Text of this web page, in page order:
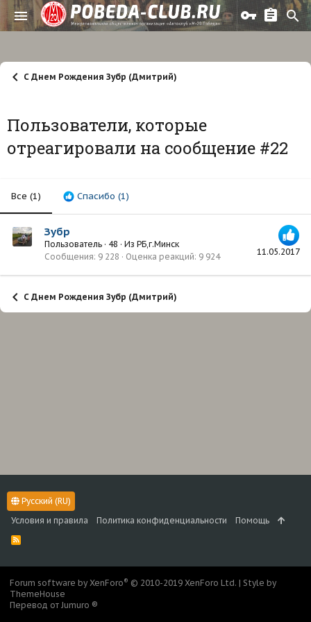
С Днем Рождения Зубр (Дмитрий)
Пользователи, которые
отреагировали на сообщение #22
Все (1) Спасибо (1)
11.05.2017
Зубр
Пользователь · 48 · Из РБ,г.Минск
Сообщения 9 228 Оценка реакций 9 924
С Днем Рождения Зубр (Дмитрий)
Русский (RU)
Условия и правила
Политика конфиденциальности Помощь
R
S
Forum software by XenForo® © 2010-2019 XenForo Ltd. | Style by
ThemeHouse
Перевод от Jumuro ®